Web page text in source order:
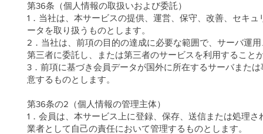
第36条（個人情報の取扱いおよび委託）
1．当社は、本サービスの提供、運営、保守、改善、セキ
ータを取り扱うものとします。
2．当社は、前項の目的の達成に必要な範囲で、サーバ運
第三者に委託し、または第三者のサービスを利用すること
3．前項に基づき会員データが国外に所在するサーバまた
意するものとします。
第36条の2（個人情報の管理主体）
1．会員は、本サービス上に登録、保存、送信または処理
業者として自己の責任において管理するものとします。